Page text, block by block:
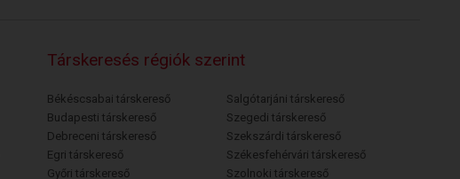
Társkeresés régiók szerint
Békéscsabai társkereső
Budapesti társkereső
Debreceni társkereső
Egri társkereső
Győri társkereső
Salgótarjáni társkereső
Szegedi társkereső
Szekszárdi társkereső
Székesfehérvári társkereső
Szolnoki társkereső